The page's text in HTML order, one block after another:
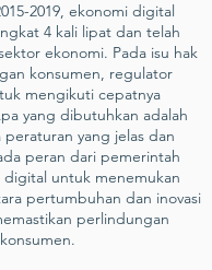
2019, ekonomi digital
4 kali lipat dan telah
ekonomi. Pada isu hak
konsumen, regulator
mengikuti cepatnya
yang dibutuhkan adalah
peraturan yang jelas dan
peran dari pemerintah
untuk menemukan
pertumbuhan dan inovasi
perlindungan
konsumen.